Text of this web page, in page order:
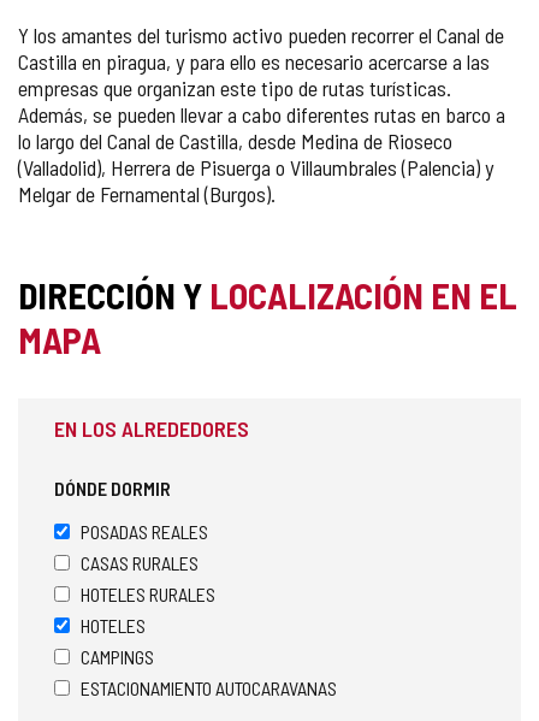
Y los amantes del turismo activo pueden recorrer el Canal de
Castilla en piragua, y para ello es necesario acercarse a las
empresas que organizan este tipo de rutas turísticas.
Además, se pueden llevar a cabo diferentes rutas en barco a
lo largo del Canal de Castilla, desde Medina de Rioseco
(Valladolid), Herrera de Pisuerga o Villaumbrales (Palencia) y
Melgar de Fernamental (Burgos).
DIRECCIÓN Y LOCALIZACIÓN EN EL
MAPA
EN LOS ALREDEDORES
DÓNDE DORMIR
POSADAS REALES
CASAS RURALES
HOTELES RURALES
HOTELES
CAMPINGS
ESTACIONAMIENTO AUTOCARAVANAS